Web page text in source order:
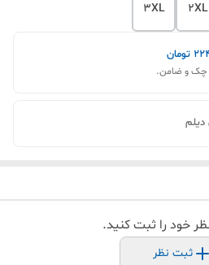
2XL
3XL
تومان
دیلم
خود را ثبت کنید.
ثبت نظر